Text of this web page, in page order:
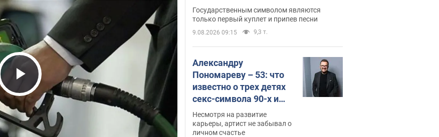
Play Video
этом не рассказывают в школе
Государственным символом являются
только первый куплет и припев песни
9.08.2026 09:15 9,3 т.
Александру
Пономареву – 53: что
известно о трех детях
секс-символа 90-х и
как они выглядят
Несмотря на развитие
карьеры, артист не забывал о
личном счастье